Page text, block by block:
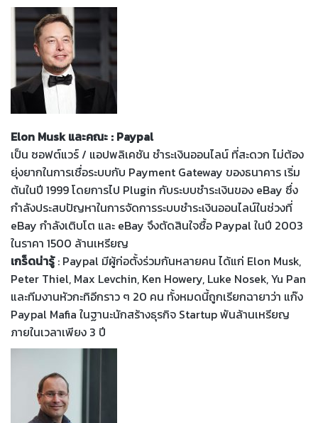
Elon Musk และคณะ : Paypal
เป็น ซอฟต์แวร์ / แอปพลิเคชัน ชำระเงินออนไลน์ ที่สะดวก ไม่ต้อง
ยุ่งยากในการเชื่อระบบกับ Payment Gateway ของธนาคาร เริ่ม
ต้นในปี 1999 โดยการไป Plugin กับระบบชำระเงินของ eBay ซึ่ง
กำลังประสบปัญหาในการจัดการระบบชำระเงินออนไลน์ในช่วงที่
eBay กำลังเติบโต และ eBay จึงตัดสินใจซื้อ Paypal ในปี 2003
ในราคา 1500 ล้านเหรียญ
เกร็ดน่ารู้: Paypal มีผู้ก่อตั้งร่วมกันหลายคน ได้แก่ Elon Musk,
Peter Thiel, Max Levchin, Ken Howery, Luke Nosek, Yu Pan
และทีมงานหัวกะทิอีกราว ๆ 20 คน ทั้งหมดนี้ถูกเรียกฉายาว่า แก๊ง
Paypal Mafia ในฐานะนักสร้างธุรกิจ Startup พันล้านเหรียญ
ภายในเวลาเพียง 3 ปี